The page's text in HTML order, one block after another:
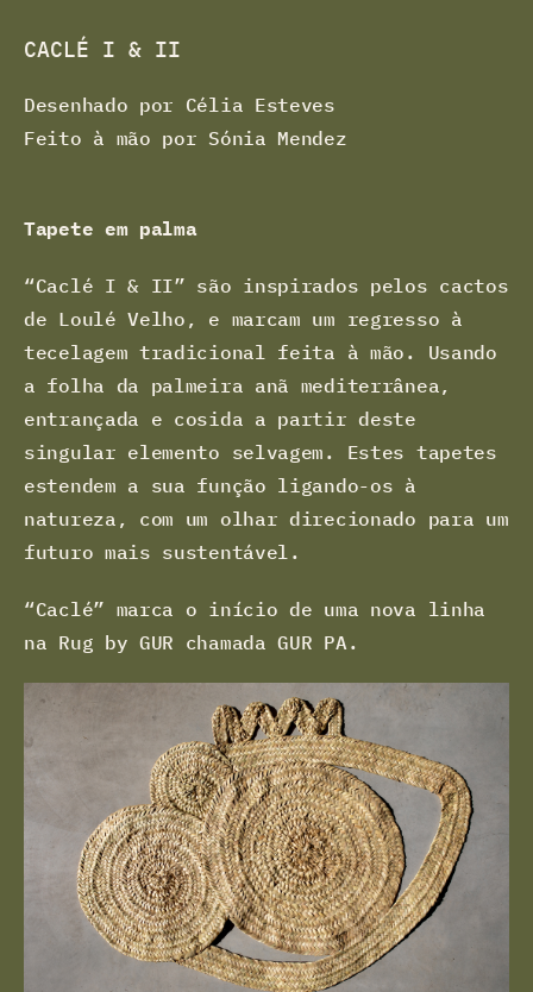
CACLÉ I & II
Desenhado por Célia Esteves
Feito à mão por Sónia Mendez
Tapete em palma
“Caclé I & II” são inspirados pelos cactos
de Loulé Velho, e marcam um regresso à
tecelagem tradicional feita à mão. Usando
a folha da palmeira anã mediterrânea,
entrançada e cosida a partir deste
singular elemento selvagem. Estes tapetes
estendem a sua função ligando-os à
natureza, com um olhar direcionado para um
futuro mais sustentável.
“Caclé” marca o início de uma nova linha
na Rug by GUR chamada GUR PA.